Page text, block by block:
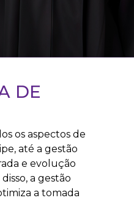
DE
os aspectos de
até a gestão
e evolução
a gestão
a tomada